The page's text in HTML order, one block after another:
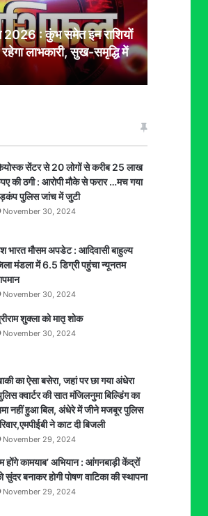
: कुंभ समेत इन राशियों
लाभकारी, सुख-समृद्धि में
सेंटर से 20 लोगों से करीब 25 लाख
की ठगी : आरोपी मौके से फरार …मच गया
पुलिस जांच में जुटी
November 30, 2024
भारत मौसम अपडेट : आदिवासी बाहुल्य
मंडला में 6.5 डिग्री पहुंचा न्यूनतम
November 30, 2024
शुक्ला को मातृ शोक
November 30, 2024
का ऐसा बसेरा, जहां पर छा गया अंधेरा
क्वार्टर की सात मंजिलनुमा बिल्डिंग का
नहीं हुआ बिल, अंधेरे में जीने मजबूर पुलिस
ने काट दी बिजली
November 29, 2024
होंगे कामयाब’ अभियान : आंगनबाड़ी केंद्रों
सुंदर बनाकर होगी पोषण वाटिका की स्थापना
November 29, 2024